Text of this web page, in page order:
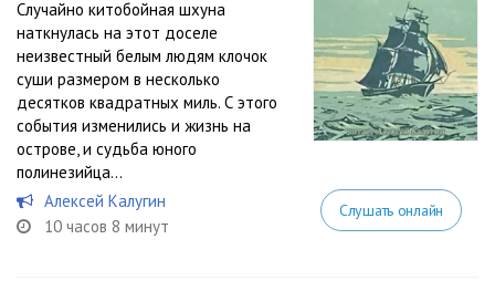
Случайно китобойная шхуна
наткнулась на этот доселе
неизвестный белым людям клочок
суши размером в несколько
десятков квадратных миль. С этого
события изменились и жизнь на
острове, и судьба юного
полинезийца…
Алексей Калугин
10 часов 8 минут
Слушать онлайн